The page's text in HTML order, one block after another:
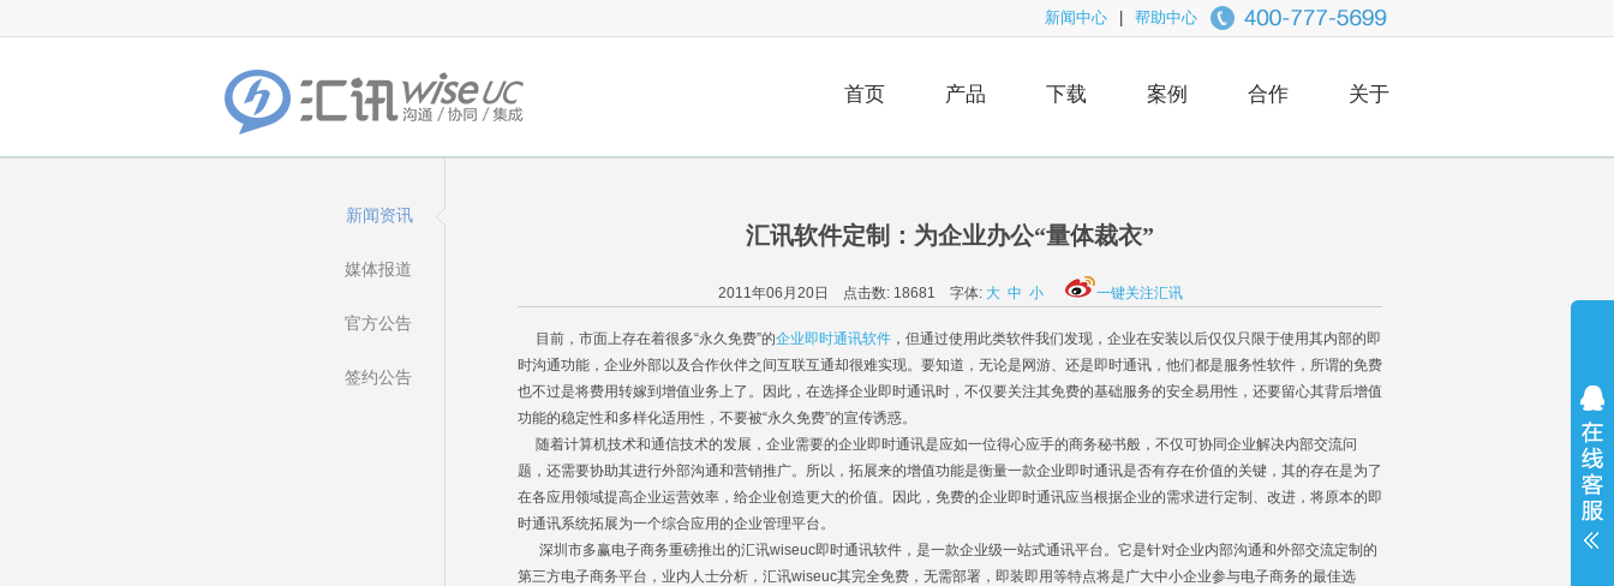
新闻中心 帮助中心
首页 产品 下载 案例 合作 关于
新闻资讯
媒体报道
官方公告
签约公告
汇讯软件定制：为企业办公“量体裁衣”
2011年06月20日 点击数:18681 字体: 大 中 小 一键关注汇讯
目前，市面上存在着很多“永久免费”的企业即时通讯软件 ，但通过使用此类软件我们发现，企业在安装以后仅仅只限于使用其内部的即
时沟通功能，企业外部以及合作伙伴之间互联互通却很难实现。要知道，无论是网游、还是即时通讯，他们都是服务性软件，所谓的免费
也不过是将费用转嫁到增值业务上了。因此，在选择企业即时通讯时，不仅要关注其免费的基础服务的安全易用性，还要留心其背后增值
功能的稳定性和多样化适用性，不要被“永久免费”的宣传诱惑。
随着计算机技术和通信技术的发展，企业需要的企业即时通讯是应如一位得心应手的商务秘书般，不仅可协同企业解决内部交流问
题，还需要协助其进行外部沟通和营销推广。所以，拓展来的增值功能是衡量一款企业即时通讯是否有存在价值的关键，其的存在是为了
在各应用领域提高企业运营效率，给企业创造更大的价值。因此，免费的企业即时通讯应当根据企业的需求进行定制、改进，将原本的即
时通讯系统拓展为一个综合应用的企业管理平台。
深圳市多赢电子商务重磅推出的汇讯wiseuc即时通讯软件，是一款企业级一站式通讯平台。它是针对企业内部沟通和外部交流定制的
第三方电子商务平台，业内人士分析，汇讯wiseuc其完全免费，无需部署，即装即用等特点将是广大中小企业参与电子商务的最佳选